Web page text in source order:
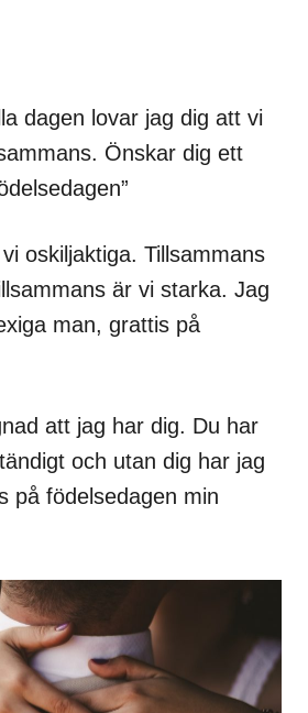
dagen lovar jag dig att vi
Önskar dig ett
oskiljaktiga. Tillsammans
är vi starka. Jag
man, grattis på
att jag har dig. Du har
och utan dig har jag
på födelsedagen min